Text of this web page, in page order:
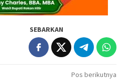
SEBARKAN
Pos berikutnya